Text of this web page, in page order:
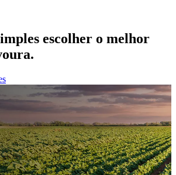
escolher o melhor